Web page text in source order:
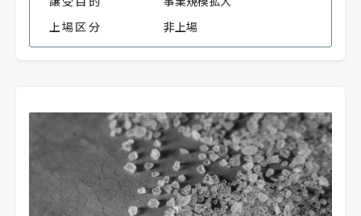
上場区分
非上場